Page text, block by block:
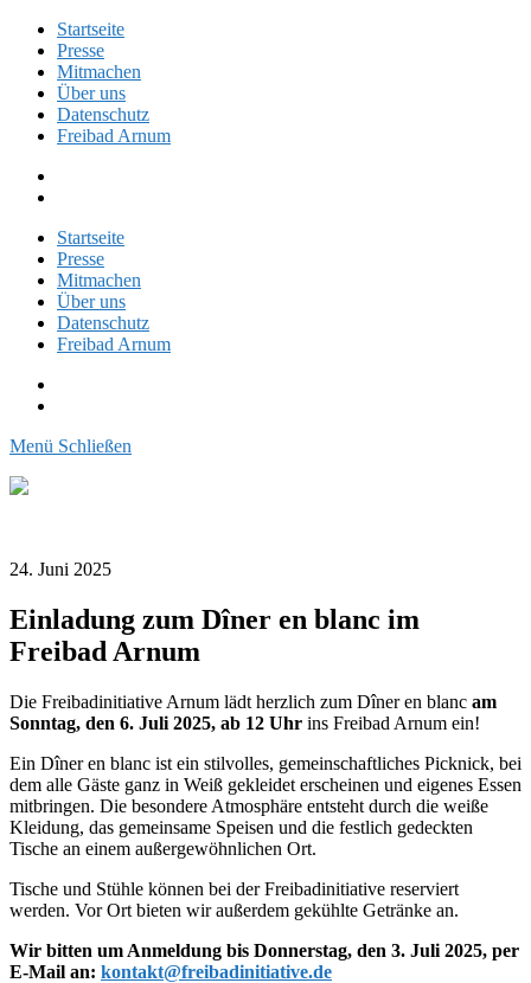
Startseite
Presse
Mitmachen
Über uns
Datenschutz
Freibad Arnum
Startseite
Presse
Mitmachen
Über uns
Datenschutz
Freibad Arnum
Menü Schließen
Freibadinitiative
24. Juni 2025
Einladung zum Dîner en blanc im
Freibad Arnum
Die Freibadinitiative Arnum lädt herzlich zum Dîner en blanc am
Sonntag, den 6. Juli 2025, ab 12 Uhr ins Freibad Arnum ein!
Ein Dîner en blanc ist ein stilvolles, gemeinschaftliches Picknick, bei
dem alle Gäste ganz in Weiß gekleidet erscheinen und eigenes Essen
mitbringen. Die besondere Atmosphäre entsteht durch die weiße
Kleidung, das gemeinsame Speisen und die festlich gedeckten
Tische an einem außergewöhnlichen Ort.
Tische und Stühle können bei der Freibadinitiative reserviert
werden. Vor Ort bieten wir außerdem gekühlte Getränke an.
Wir bitten um Anmeldung bis Donnerstag, den 3. Juli 2025, per
E-Mail an: kontakt@freibadinitiative.de